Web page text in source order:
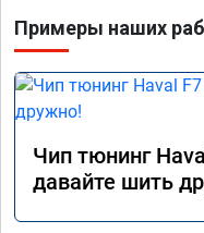
Примеры наших
Чип тюнинг
давайте шить